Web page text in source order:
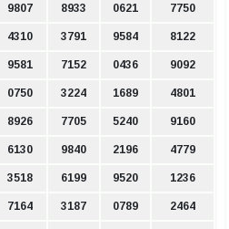
9807 8933 0621 7750
4310 3791 9584 8122
9581 7152 0436 9092
0750 3224 1689 4801
8926 7705 5240 9160
6130 9840 2196 4779
3518 6199 9520 1236
7164 3187 0789 2464